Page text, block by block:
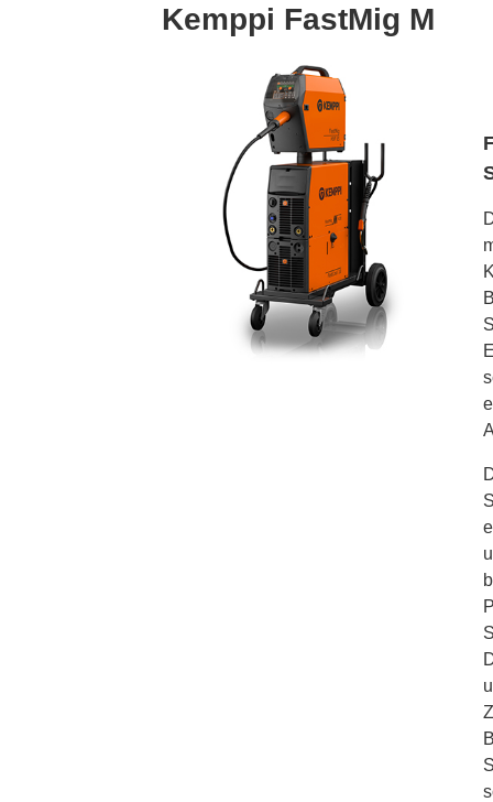
Kemppi FastMig M